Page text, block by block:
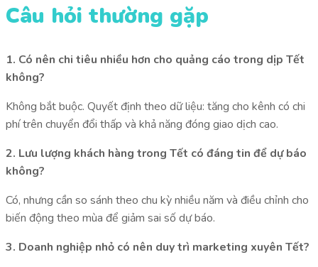
Câu hỏi thường gặp
1. Có nên chi tiêu nhiều hơn cho quảng cáo trong dịp Tết
không?
Không bắt buộc. Quyết định theo dữ liệu: tăng cho kênh có chi
phí trên chuyển đổi thấp và khả năng đóng giao dịch cao.
2. Lưu lượng khách hàng trong Tết có đáng tin để dự báo
không?
Có, nhưng cần so sánh theo chu kỳ nhiều năm và điều chỉnh cho
biến động theo mùa để giảm sai số dự báo.
3. Doanh nghiệp nhỏ có nên duy trì marketing xuyên Tết?